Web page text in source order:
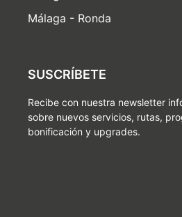
Málaga - Ronda
SUSCRÍBETE
Recibe con nuestra newsletter
sobre nuevos servicios, rutas,
bonificación y upgrades.